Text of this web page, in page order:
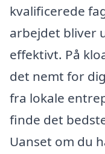
kvalificerede
arbejdet bliver
effektivt. På
det nemt for
fra lokale
finde det
Uanset om du